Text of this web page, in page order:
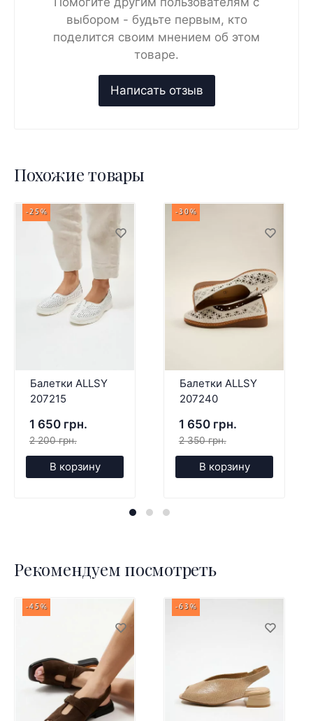
выбором - будьте первым, кто
поделится своим мнением об этом
товаре.
Похожие товары
-25%
Балетки ALLSY
207215
1 650 грн.
2 200 грн.
В корзину
-30%
Балетки ALLSY
207240
1 650 грн.
2 350 грн.
В корзину
Рекомендуем посмотреть
-45% -63%